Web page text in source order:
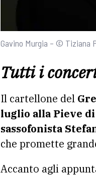
Gavino Murgia – © Tiziana
Tutti i
Il cartellone del
luglio alla Pieve
sassofonista
che promette
Accanto agli